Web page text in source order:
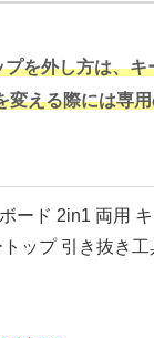
を外し方は、
える際には専
ード 2in1 両用
ップ 引き抜き